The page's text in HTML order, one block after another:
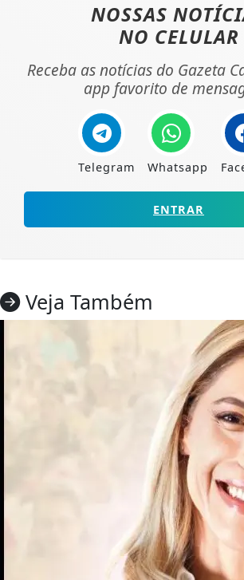
NOSSAS
NO CELULAR
Receba as notícias do Gazeta
app favorito de
Telegram Whatsapp
ENTRAR
Veja Também